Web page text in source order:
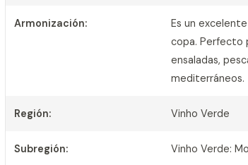
Armonización:
Es un
copa. Perfecto
ensaladas,
mediterráneos.
Región: Vinho Verde
Subregión: Vinho Verde: